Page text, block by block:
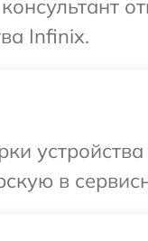
Infinix.
в